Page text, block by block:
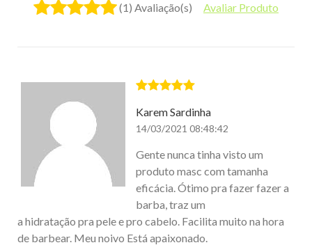
(1) Avaliação(s) Avaliar Produto
Karem Sardinha
14/03/2021 08:48:42
Gente nunca tinha visto um
produto masc com tamanha
eficácia. Ótimo pra fazer fazer a
barba, traz um
a hidratação pra pele e pro cabelo. Facilita muito na hora
de barbear. Meu noivo Está apaixonado.